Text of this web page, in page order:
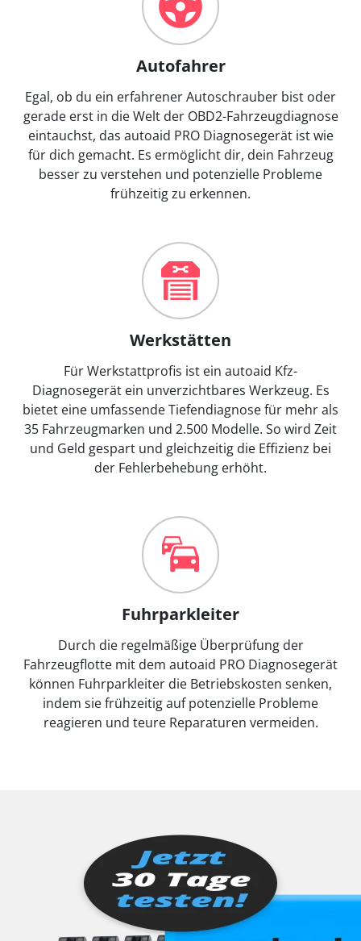
Autofahrer
Egal, ob du ein erfahrener Autoschrauber bist oder
gerade erst in die Welt der OBD2-Fahrzeugdiagnose
eintauchst, das autoaid PRO Diagnosegerät ist wie
für dich gemacht. Es ermöglicht dir, dein Fahrzeug
besser zu verstehen und potenzielle Probleme
frühzeitig zu erkennen.
Werkstätten
Für Werkstattprofis ist ein autoaid Kfz-
Diagnosegerät ein unverzichtbares Werkzeug. Es
bietet eine umfassende Tiefendiagnose für mehr als
35 Fahrzeugmarken und 2.500 Modelle. So wird Zeit
und Geld gespart und gleichzeitig die Effizienz bei
der Fehlerbehebung erhöht.
Fuhrparkleiter
Durch die regelmäßige Überprüfung der
Fahrzeugflotte mit dem autoaid PRO Diagnosegerät
können Fuhrparkleiter die Betriebskosten senken,
indem sie frühzeitig auf potenzielle Probleme
reagieren und teure Reparaturen vermeiden.